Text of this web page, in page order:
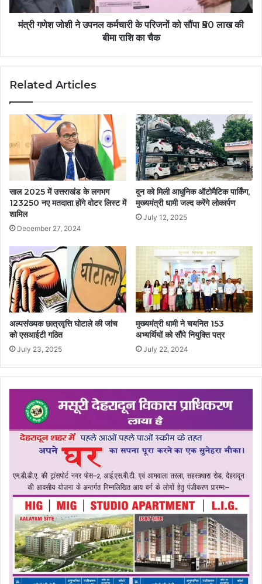
मंत्री गणेश जोशी ने उपनल कर्मचारी के परिजनों को सौंपा ₹50 लाख की
बीमा राशि का चैक
Related Articles
साल 2025 में उत्तराखंड के लगभग
123250 नए मतदाता होंगे वोटर लिस्ट में
शामिल
December 27, 2024
दून को मिली आधुनिक ऑटोमैटिक पार्किंग,
मुख्यमंत्री धामी जल्द करेंगे लोकार्पण
July 12, 2025
अल्पसंख्यक छात्रवृत्ति घोटाले की जांच
को एसआईटी गठित
July 23, 2025
मुख्यमंत्री धामी ने चयनित 153
अभ्यर्थियों को सौंपे नियुक्ति पत्र
July 22, 2024